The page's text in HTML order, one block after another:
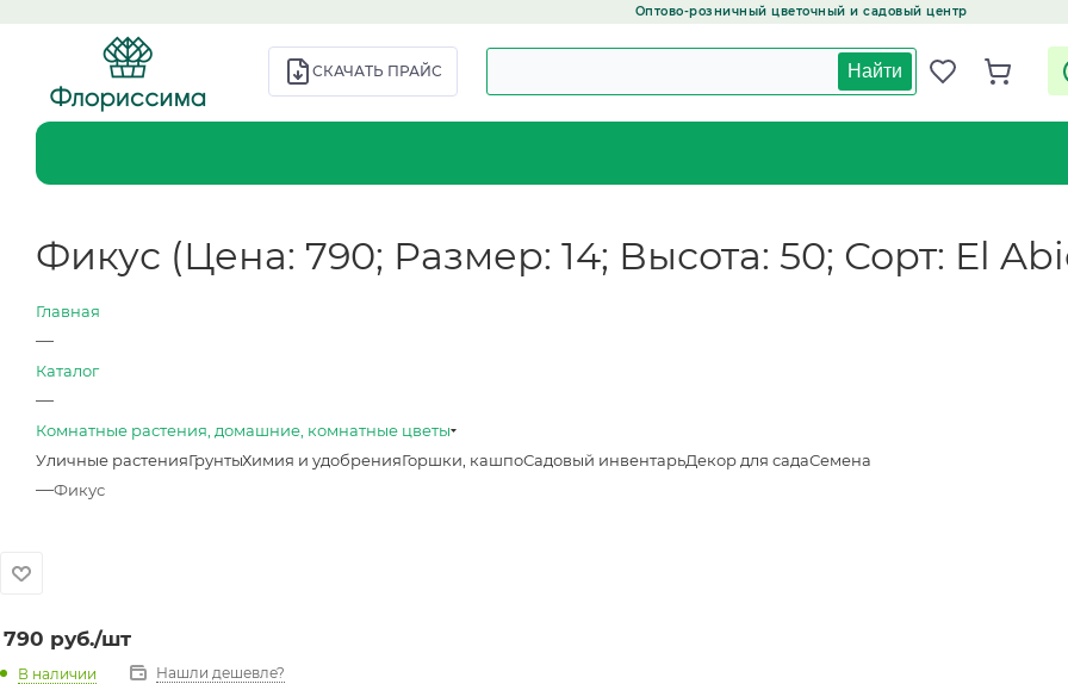
Оптово-розничный цветочный и садовый центр
СКАЧАТЬ ПРАЙС Найти
Фикус (Цена: 790; Размер: 14; Высота: 50; Сорт: El
Главная
—
Каталог
—
Комнатные растения, домашние, комнатные цветы
Уличные растенияГрунтыХимия и удобренияГоршки, кашпоСадовый инвентарьДекор для садаСемена
—Фикус
790 руб./шт
В наличии Нашли дешевле?